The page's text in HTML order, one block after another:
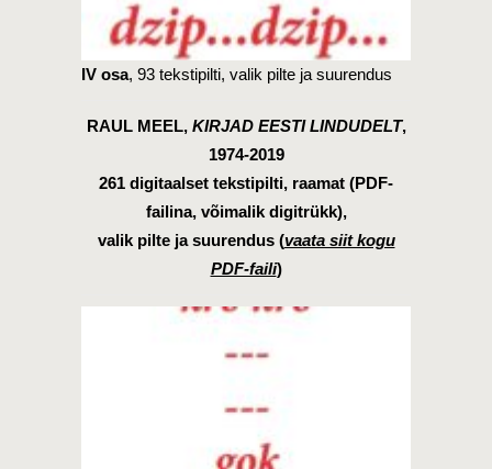
IV osa, 93 tekstipilti, valik pilte ja suurendus
RAUL MEEL, KIRJAD EESTI LINDUDELT,
1974-2019
261 digitaalset tekstipilti, raamat (PDF-
failina, võimalik digitrükk),
valik pilte ja suurendus (vaata siit kogu
PDF-faili)